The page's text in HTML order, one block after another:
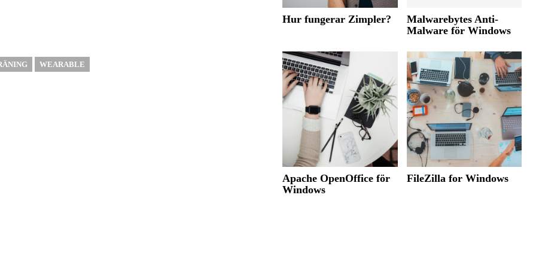
WEARABLE
Hur fungerar Zimpler?
Malwarebytes Anti-
Malware för Windows
Apache OpenOffice för
Windows
FileZilla for Windows